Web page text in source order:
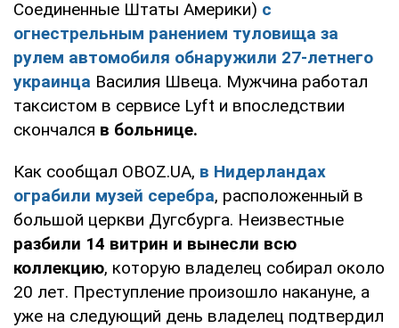
Соединенные Штаты Америки) с
огнестрельным ранением туловища за
рулем автомобиля обнаружили 27-летнего
украинца Василия Швеца. Мужчина работал
таксистом в сервисе Lyft и впоследствии
скончался в больнице.
Как сообщал OBOZ.UA, в Нидерландах
ограбили музей серебра, расположенный в
большой церкви Дугсбурга. Неизвестные
разбили 14 витрин и вынесли всю
коллекцию, которую владелец собирал около
20 лет. Преступление произошло накануне, а
уже на следующий день владелец подтвердил